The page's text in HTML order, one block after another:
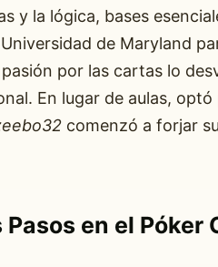
y la lógica, bases
de Maryland
por las cartas lo
En lugar de aulas,
comenzó a forjar
en el Póker